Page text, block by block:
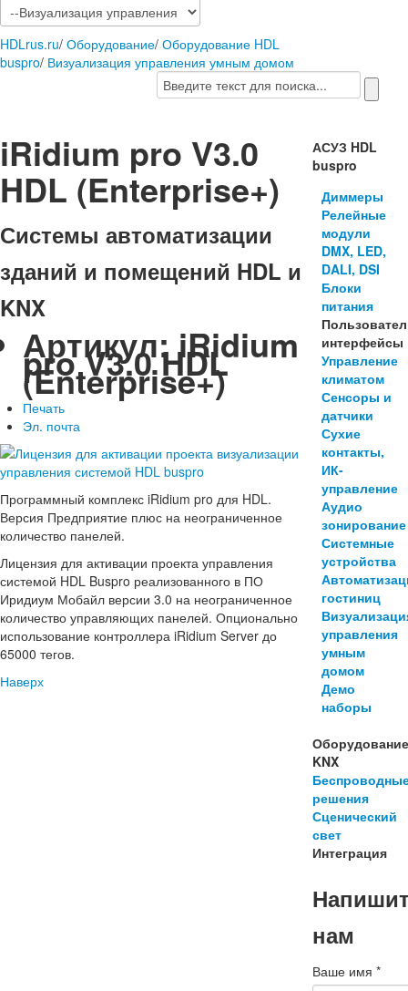
HDLrus.ru/ Оборудование/ Оборудование HDL
buspro/ Визуализация управления умным домом
iRidium pro V3.0
HDL (Enterprise+)
Системы автоматизации
зданий и помещений HDL и
KNX
Артикул: iRidium
pro V3.0 HDL
(Enterprise+)
Печать
Эл. почта
Программный комплекс iRidium pro для HDL.
Версия Предприятие плюс на неограниченное
количество панелей.
Лицензия для активации проекта управления
системой HDL Buspro реализованного в ПО
Иридиум Мобайл версии 3.0 на неограниченное
количество управляющих панелей. Опционально
использование контроллера iRidium Server до
65000 тегов.
Наверх
АСУЗ HDL
buspro
Диммеры
Релейные
модули
DMX, LED,
DALI, DSI
Блоки
питания
интерфейсы
Управление
климатом
Сенсоры и
датчики
Сухие
контакты,
ИК-
управление
Аудио
зонирование
Системные
устройства
гостиниц
управления
умным
домом
Демо
наборы
KNX
решения
Сценический
свет
Интеграция
нам
Ваше имя*